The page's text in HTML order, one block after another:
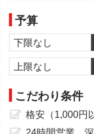
予算
下限なし
上限なし
こだわり条件
格安（1,000円